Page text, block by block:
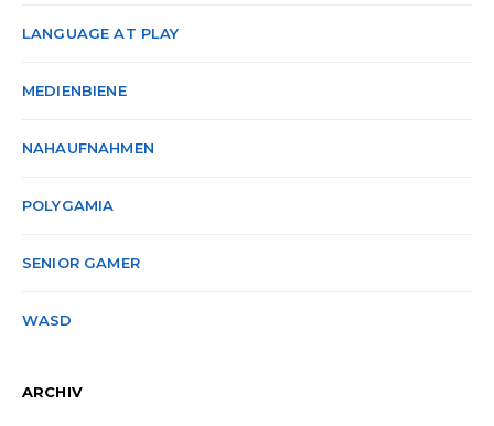
LANGUAGE AT PLAY
MEDIENBIENE
NAHAUFNAHMEN
POLYGAMIA
SENIOR GAMER
WASD
ARCHIV